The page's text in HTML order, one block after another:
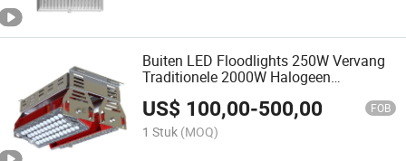
Buiten LED Floodlights 250W Vervang
Traditionele 2000W Halogeen
Floodlight
US$ 100,00-500,00 FOB
1 Stuk (MOQ)